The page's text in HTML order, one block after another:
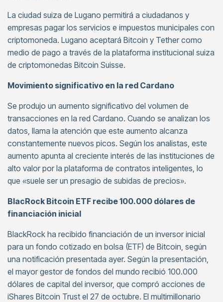
La ciudad suiza de Lugano permitirá a ciudadanos y
empresas pagar los servicios e impuestos municipales con
criptomoneda. Lugano aceptará Bitcoin y Tether como
medio de pago a través de la plataforma institucional suiza
de criptomonedas Bitcoin Suisse.
Movimiento significativo en la red Cardano
Se produjo un aumento significativo del volumen de
transacciones en la red Cardano. Cuando se analizan los
datos, llama la atención que este aumento alcanza
constantemente nuevos picos. Según los analistas, este
aumento apunta al creciente interés de las instituciones de
alto valor por la plataforma de contratos inteligentes, lo
que «suele ser un presagio de subidas de precios».
BlacRock Bitcoin ETF recibe 100.000 dólares de
financiación inicial
BlackRock ha recibido financiación de un inversor inicial
para un fondo cotizado en bolsa (ETF) de Bitcoin, según
una notificación presentada ayer. Según la presentación,
el mayor gestor de fondos del mundo recibió 100.000
dólares de capital del inversor, que compró acciones de
iShares Bitcoin Trust el 27 de octubre. El multimillonario